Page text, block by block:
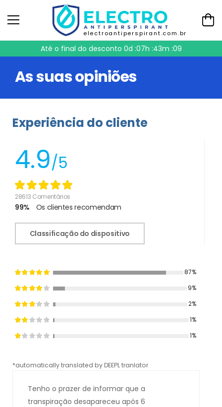
electroantiperspirant.com.br
Até o final do desconto 0d :07h :43m :08
As suas opiniões
Experiência do cliente
4.9/5
28613 Comentários
99% Os clientes recomendam
Classificação do dispositivo
87%
9%
2%
1%
1%
*automatically translated by DEEPL tranlator
Tenho o prazer de informar que a
transpiração desapareceu após 6